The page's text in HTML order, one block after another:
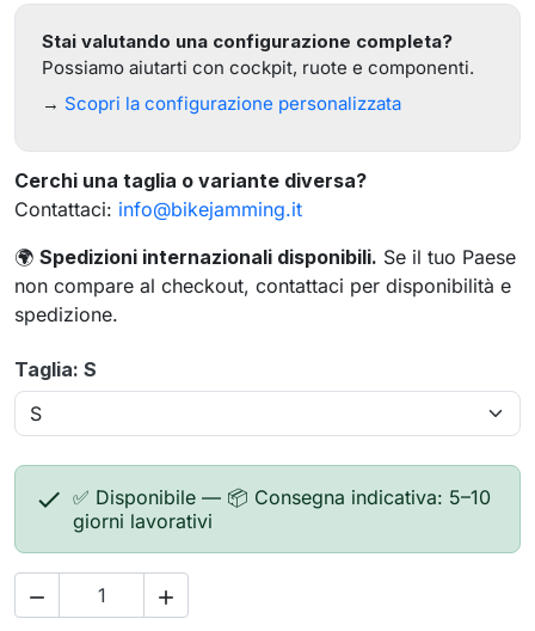
Stai valutando una configurazione completa?
Possiamo aiutarti con cockpit, ruote e componenti.
→ Scopri la configurazione personalizzata
Cerchi una taglia o variante diversa?
Contattaci: info@bikejamming.it
🌍 Spedizioni internazionali disponibili. Se il tuo Paese
non compare al checkout, contattaci per disponibilità e
spedizione.
Taglia: S
 ✅ Disponibile — 📦 Consegna indicativa: 5–10
giorni lavorativi
 